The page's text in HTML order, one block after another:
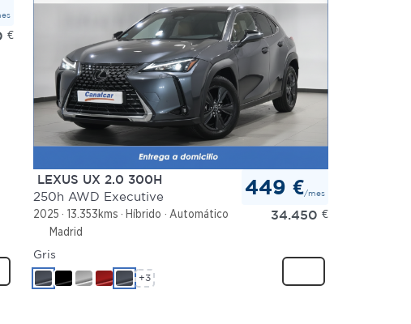
€
LEXUS UX 2.0 300H
250h AWD Executive
2025 13.353kms Híbrido
Automático
Madrid
449 €/mes
34.450 €
Gris
+3